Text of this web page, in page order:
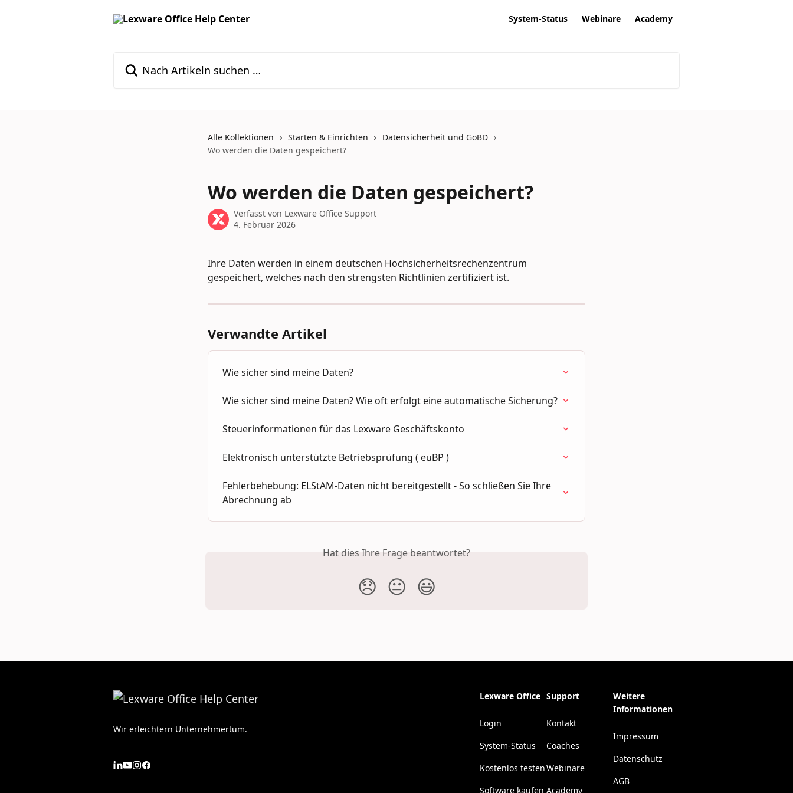
System-Status Webinare Academy
Alle Kollektionen Starten & Einrichten
Datensicherheit und GoBD
Wo werden die Daten gespeichert?
Wo werden die Daten gespeichert?
Verfasst von Lexware Office Support
4. Februar 2026
Ihre Daten werden in einem deutschen Hochsicherheitsrechenzentrum
gespeichert, welches nach den strengsten Richtlinien zertifiziert ist.
Verwandte Artikel
Wie sicher sind meine Daten?
Wie sicher sind meine Daten? Wie oft erfolgt eine automatische Sicherung?
Steuerinformationen für das Lexware Geschäftskonto
Elektronisch unterstützte Betriebsprüfung ( euBP )
Fehlerbehebung: ELStAM-Daten nicht bereitgestellt - So schließen Sie Ihre
Abrechnung ab
Hat dies Ihre Frage beantwortet?
😞 😐 😃
Wir erleichtern Unternehmertum.
Lexware Office
Login
System-Status
Kostenlos testen
Software kaufen
Support
Kontakt
Coaches
Webinare
Academy
Weitere
Informationen
Impressum
Datenschutz
AGB